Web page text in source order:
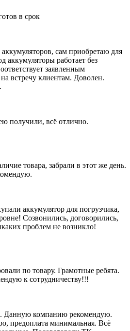
в срок
сам приобретаю для
аккумуляторы работает без
заявленным
встречу клиентам. Доволен.
получили, всё отлично.
товара, забрали в этот же день.
аккумулятор для погрузчика,
Созвонились, договорились,
проблем не возникло!
по товару. Грамотные ребята.
к сотрудничеству!!!
Данную компанию рекомендую.
предоплата минимальная. Всё